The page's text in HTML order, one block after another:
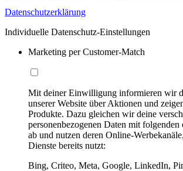
Datenschutzerklärung
Individuelle Datenschutz-Einstellungen
Marketing per Customer-Match
Mit deiner Einwilligung informieren wir
unserer Website über Aktionen und
Produkte. Dazu gleichen wir deine
personenbezogenen Daten mit folgenden
ab und nutzen deren Online-
Dienste bereits nutzt:
Bing, Criteo, Meta, Google, LinkedIn,